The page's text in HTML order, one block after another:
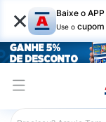
× Baixe o
Use o cupom